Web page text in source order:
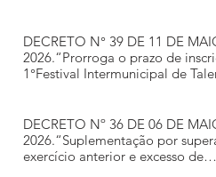
dispõe sobre o tratament
DECRETO N° 39 DE 11 DE MAIO DE
2026.“Prorroga o prazo de
1°Festival Intermunicipal de
DECRETO Nº 36 DE 06 DE
2026.“Suplementação por
exercício anterior e excesso de